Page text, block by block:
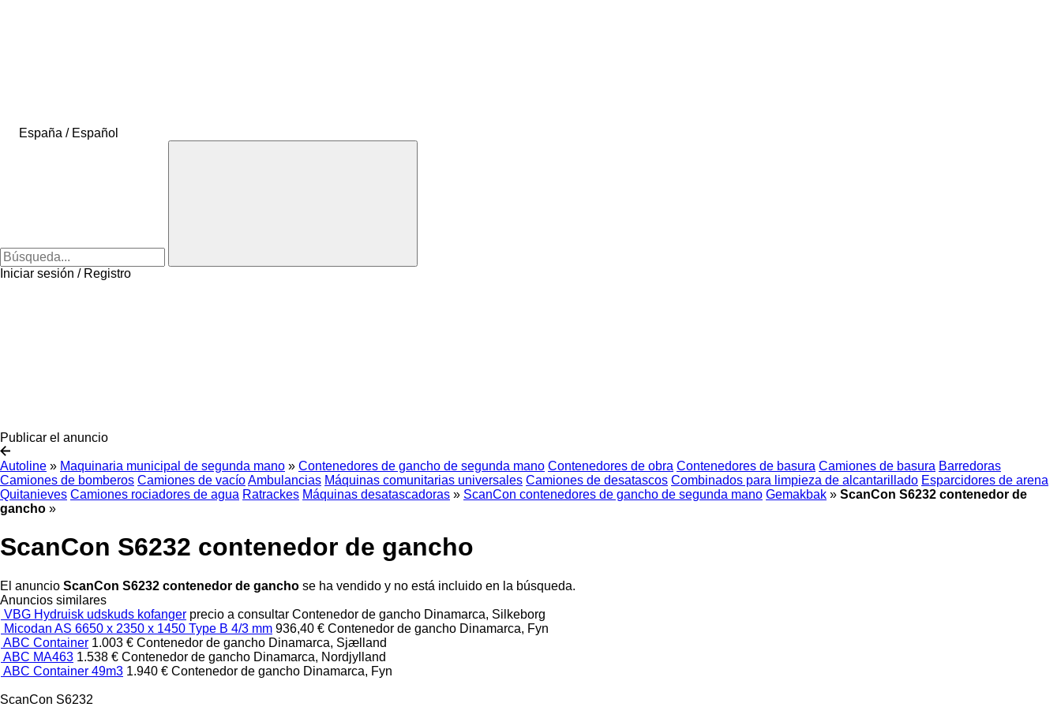
España / Español
Iniciar sesión / Registro
Publicar el anuncio
Autoline » Maquinaria municipal de segunda mano » Contenedores de gancho de segunda mano Contenedores de obra Contenedores de basura Camiones de basura Barredoras
Camiones de bomberos Camiones de vacíoAmbulancias Máquinas comunitarias universales Camiones de desatascos Combinados para limpieza de alcantarillado Esparcidores de arena
Quitanieves Camiones rociadores de agua Ratrackes Máquinas desatascadoras » ScanCon contenedores de gancho de segunda mano Gemakbak » ScanCon S6232 contenedor de
gancho »
ScanCon S6232 contenedor de gancho
El anuncio ScanCon S6232 contenedor de gancho se ha vendido y no está incluido en la búsqueda.
Anuncios similares
VBG Hydruisk udskuds kofanger precio a consultar Contenedor de gancho Dinamarca, Silkeborg
Micodan AS 6650 x 2350 x 1450 Type B 4/3 mm 936,40 € Contenedor de gancho Dinamarca, Fyn
ABC Container 1.003 € Contenedor de gancho Dinamarca, Sjælland
ABC MA463 1.538 € Contenedor de gancho Dinamarca, Nordjylland
ABC Container 49m3 1.940 € Contenedor de gancho Dinamarca, Fyn
ScanCon S6232